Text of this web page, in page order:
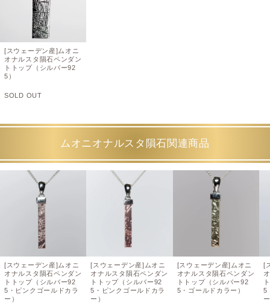
[スウェーデン産]ムオニ
オナルスタ隕石ペンダン
トトップ（シルバー92
5）
SOLD OUT
ムオニオナルスタ隕石関連商品
[スウェーデン産]ムオニ
オナルスタ隕石ペンダン
トトップ（シルバー92
5・ピンクゴールドカラ
ー）
[スウェーデン産]ムオニ
オナルスタ隕石ペンダン
トトップ（シルバー92
5・ピンクゴールドカラ
ー）
[スウェーデン産]ムオニ
オナルスタ隕石ペンダン
トトップ（シルバー92
5・ゴールドカラー）
[
5